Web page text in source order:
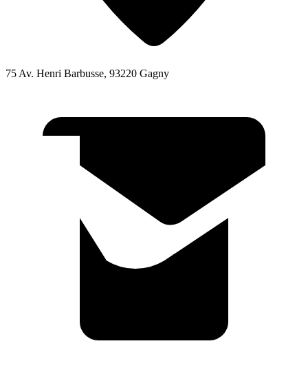
75 Av. Henri Barbusse, 93220 Gagny